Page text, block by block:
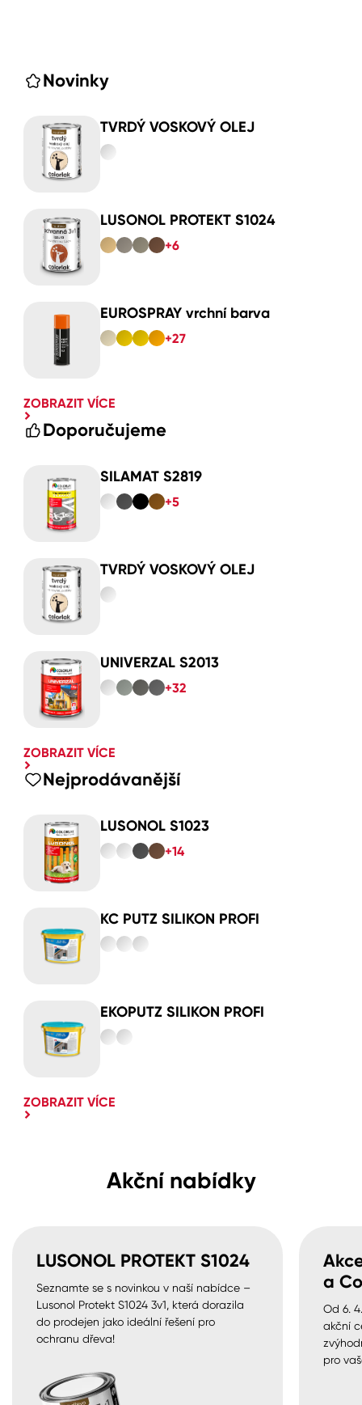
Novinky
TVRDÝ VOSKOVÝ OLEJ
LUSONOL PROTEKT S1024
+6
EUROSPRAY vrchní barva
+27
ZOBRAZIT VÍCE
Doporučujeme
SILAMAT S2819
+5
TVRDÝ VOSKOVÝ OLEJ
UNIVERZAL S2013
+32
ZOBRAZIT VÍCE
Nejprodávanější
LUSONOL S1023
+14
KC PUTZ SILIKON PROFI
EKOPUTZ SILIKON PROFI
ZOBRAZIT VÍCE
Akční nabídky
LUSONOL PROTEKT S1024
Seznamte se s novinkou v naší nabídce –
Lusonol Protekt S1024 3v1, která dorazila
do prodejen jako ideální řešení pro
ochranu dřeva!
a
Od 6.
akční
pro